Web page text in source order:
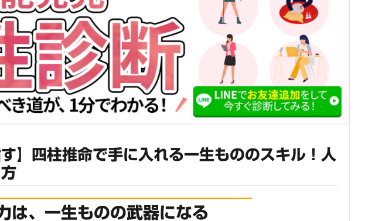
す】四柱推命で手に入れる一生もののスキル！人
は、一生ものの武器になる